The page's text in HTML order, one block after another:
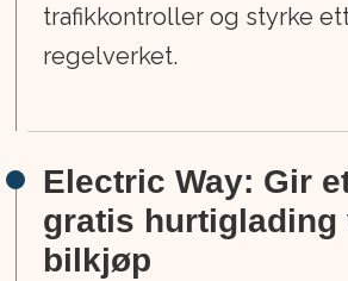
trafikkontroller og styrke
regelverket.
Electric Way: Gir
gratis hurtiglading
bilkjøp